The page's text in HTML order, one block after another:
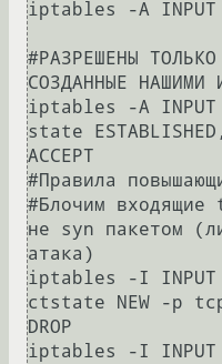
iptables -A
#РАЗРЕШЕНЫ
СОЗДАННЫЕ НАШИМИ
iptables -A
state
ACCEPT
#Правила
#Блочим входящие
не syn пакетом
атака)
iptables -I
ctstate NEW -p
DROP
iptables -I